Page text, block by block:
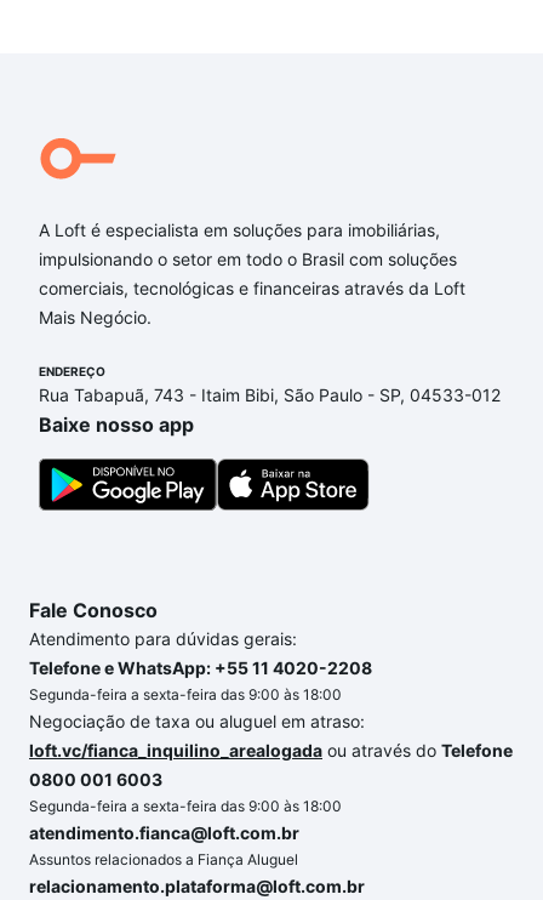
A Loft é especialista em soluções para imobiliárias,
impulsionando o setor em todo o Brasil com soluções
comerciais, tecnológicas e financeiras através da Loft
Mais Negócio.
ENDEREÇO
Rua Tabapuã, 743 - Itaim Bibi, São Paulo - SP, 04533-012
Baixe nosso app
Fale Conosco
Atendimento para dúvidas gerais:
Telefone e WhatsApp: +55 11 4020-2208
Segunda-feira a sexta-feira das 9:00 às 18:00
Negociação de taxa ou aluguel em atraso:
loft.vc/fianca_inquilino_arealogada ou através do Telefone
0800 001 6003
Segunda-feira a sexta-feira das 9:00 às 18:00
atendimento.fianca@loft.com.br
Assuntos relacionados a Fiança Aluguel
relacionamento.plataforma@loft.com.br